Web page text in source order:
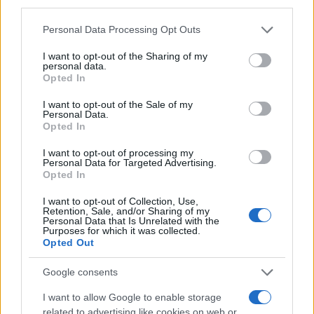
Please note that this website/app uses one or more Google
not limited to your visit or usage behaviour. You may click to
grant or deny consent to Google and its third-party tags to
use your data for below specified purposes in below Google
consent section.
Personal Data Processing Opt Outs
I want to opt-out of the Sharing of my
personal data.
Opted In
I want to opt-out of the Sale of my
Personal Data.
Opted In
I want to opt-out of processing my
Personal Data for Targeted Advertising.
Opted In
I want to opt-out of Collection, Use,
Retention, Sale, and/or Sharing of my
Personal Data that Is Unrelated with the
Purposes for which it was collected.
Opted Out
Google consents
I want to allow Google to enable storage
related to advertising like cookies on web or
δεν θα υπάρχει δυνατότητα για την αγορά
εισιτηρίου.
Είσοδος παιδιών-Προσοχή!
Σας υπενθυμίζουμε ότι μόνο τα παιδιά μέχρι 5 ετών
έχουν δικαίωμα εισόδου χωρίς εισιτήριο (χωρίς
Ολυμπιακού. Για την είσοδο των παιδιών άνω των 5
ετών, απαιτείται η έκδοση εισιτηρίου ή η κατοχή
εισιτηρίου διαρκείας στο όνομα του παιδιού.
Επίσης, είναι απαραίτητο ο συνοδός του παιδιού να
έχει μαζί του επίσημο έγγραφο που να αποδεικνύει
την ημερομηνία γέννησης του/των παιδιού/ων που
συνοδεύει. Σε περίπτωση που δεν θα
ακολουθούνται οι παραπάνω οδηγίες, δεν θα
επιτρέπεται η είσοδος.